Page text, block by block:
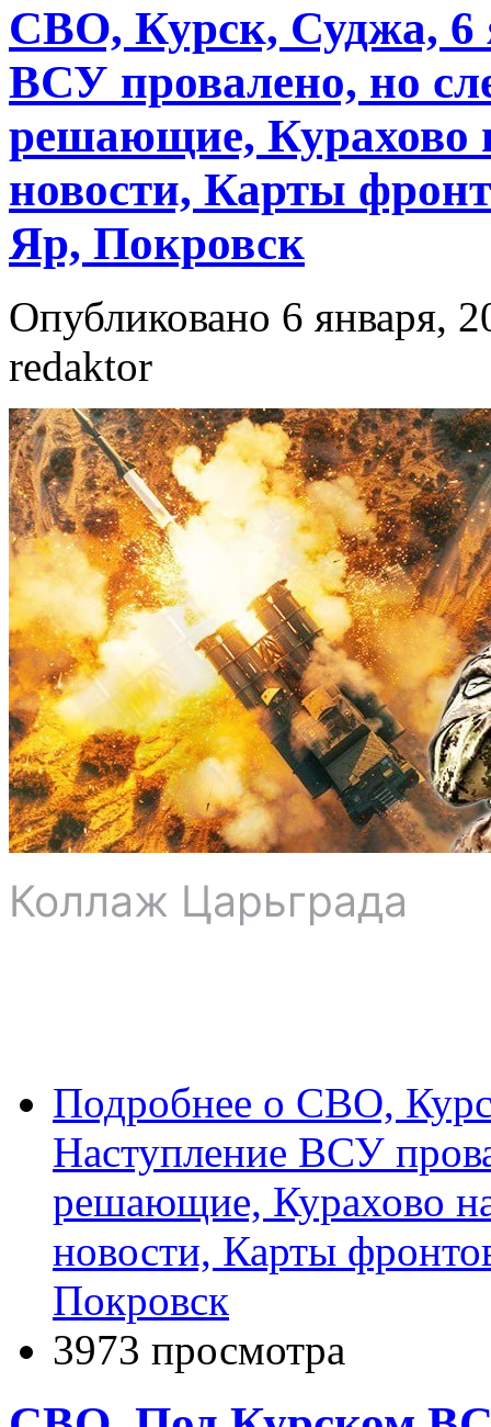
СВО, Курск, Суджа, 6
ВСУ провалено, но
решающие, Курахово
новости, Карты
Яр, Покровск
Опубликовано 6 января,
redaktor
Коллаж Царьграда
Подробнее о СВО,
Наступление ВСУ
решающие, Курахово
новости, Карты
Покровск
3973 просмотра